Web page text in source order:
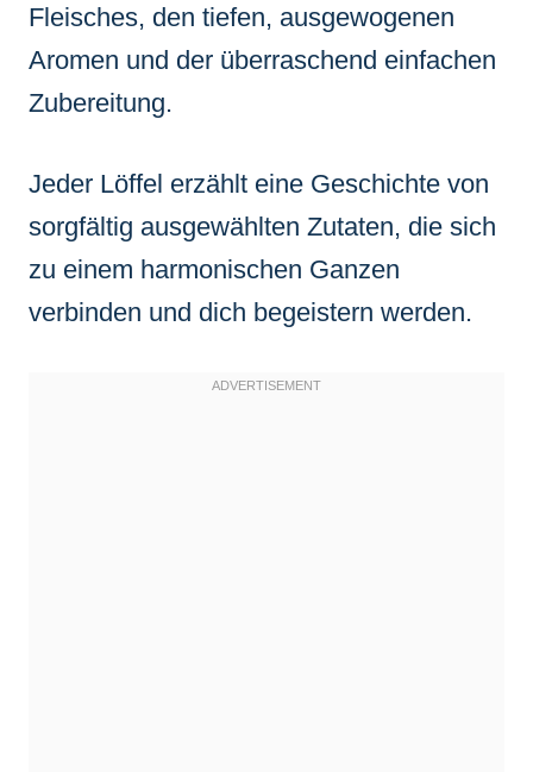
Fleisches, den tiefen, ausgewogenen
Aromen und der überraschend einfachen
Zubereitung.
Jeder Löffel erzählt eine Geschichte von
sorgfältig ausgewählten Zutaten, die sich
zu einem harmonischen Ganzen
verbinden und dich begeistern werden.